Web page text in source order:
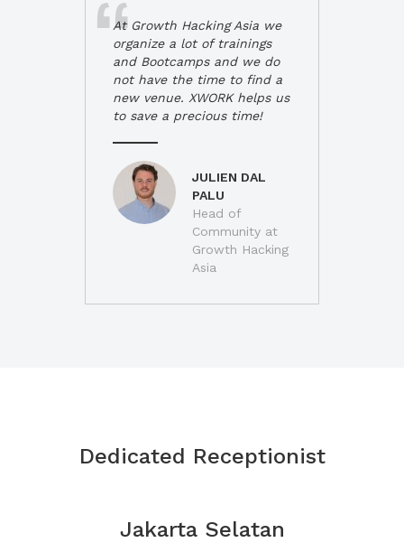
At Growth Hacking Asia we
organize a lot of trainings
and Bootcamps and we do
not have the time to find a
new venue. XWORK helps us
to save a precious time!
JULIEN DAL
PALU
Head of
Community at
Growth Hacking
Asia
Dedicated Receptionist
Jakarta Selatan